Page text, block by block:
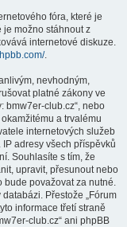
fóra, které je
je možno stáhnout z
internetové diskuze.
.
nevhodným,
platné zákony ve
bmw7er-club.cz“, nebo
a trvalému
internetových služeb
adresy všech příspěvků
Souhlasíte s tím, že
upravit, přesunout nebo
bude považovat za nutné.
Přestože „Fórum
informace třetí straně
club.cz“ ani phpBB